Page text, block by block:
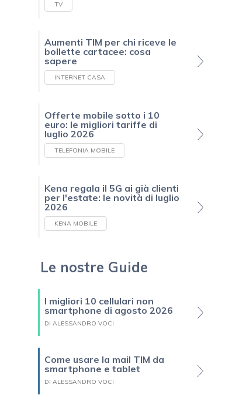
TV
Aumenti TIM per chi riceve le
bollette cartacee: cosa
sapere
INTERNET CASA
Offerte mobile sotto i 10
euro: le migliori tariffe di
luglio 2026
TELEFONIA MOBILE
Kena regala il 5G ai già clienti
per l'estate: le novità di luglio
2026
KENA MOBILE
Le nostre Guide
I migliori 10 cellulari non
smartphone di agosto 2026
DI ALESSANDRO VOCI
Come usare la mail TIM da
smartphone e tablet
DI ALESSANDRO VOCI